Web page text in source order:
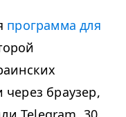
программа для
браузер,